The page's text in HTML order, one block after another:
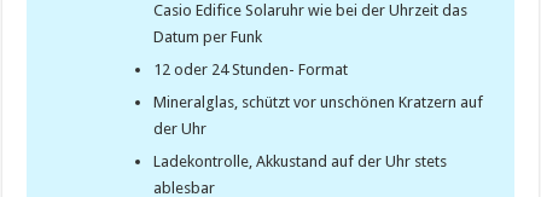
Casio Edifice Solaruhr wie bei der Uhrzeit das
Datum per Funk
12 oder 24 Stunden- Format
Mineralglas, schützt vor unschönen Kratzern auf
der Uhr
Ladekontrolle, Akkustand auf der Uhr stets
ablesbar